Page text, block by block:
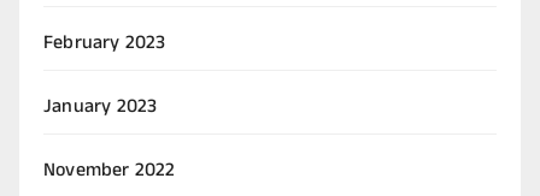
February 2023
January 2023
November 2022